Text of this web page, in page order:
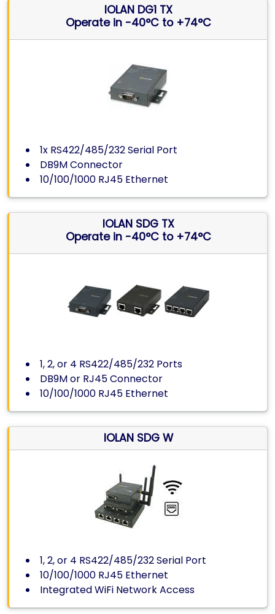
IOLAN DG1 TX
Operate in -40°C to +74°C
1x RS422/485/232 Serial Port
DB9M Connector
10/100/1000 RJ45 Ethernet
IOLAN SDG TX
Operate in -40°C to +74°C
1, 2, or 4 RS422/485/232 Ports
DB9M or RJ45 Connector
10/100/1000 RJ45 Ethernet
IOLAN SDG W
1, 2, or 4 RS422/485/232 Serial Port
10/100/1000 RJ45 Ethernet
Integrated WiFi Network Access